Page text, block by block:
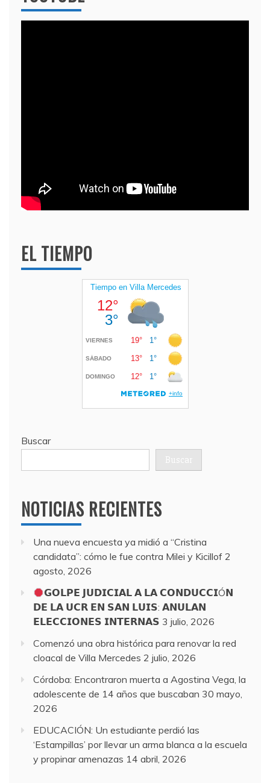
EL TIEMPO
Buscar
Buscar
NOTICIAS RECIENTES
Una nueva encuesta ya midió a “Cristina
candidata”: cómo le fue contra Milei y Kicillof 2
agosto, 2026
𝗚𝗢𝗟𝗣𝗘 𝗝𝗨𝗗𝗜𝗖𝗜𝗔𝗟 𝗔 𝗟𝗔 𝗖𝗢𝗡𝗗𝗨𝗖𝗖𝗜Ó𝗡
𝗗𝗘 𝗟𝗔 𝗨𝗖𝗥 𝗘𝗡 𝗦𝗔𝗡 𝗟𝗨𝗜𝗦: 𝗔𝗡𝗨𝗟𝗔𝗡
𝗘𝗟𝗘𝗖𝗖𝗜𝗢𝗡𝗘𝗦 𝗜𝗡𝗧𝗘𝗥𝗡𝗔𝗦 3 julio, 2026
Comenzó una obra histórica para renovar la red
cloacal de Villa Mercedes 2 julio, 2026
Córdoba: Encontraron muerta a Agostina Vega, la
adolescente de 14 años que buscaban 30 mayo,
2026
EDUCACIÓN: Un estudiante perdió las
‘Estampillas’ por llevar un arma blanca a la escuela
y propinar amenazas 14 abril, 2026